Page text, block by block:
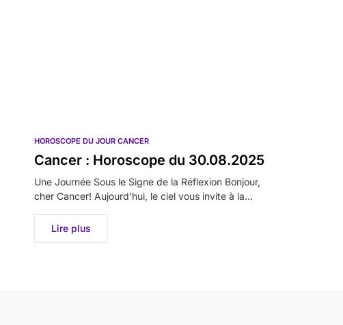
HOROSCOPE DU JOUR CANCER
Cancer : Horoscope du 30.08.2025
Une Journée Sous le Signe de la Réflexion Bonjour,
cher Cancer! Aujourd’hui, le ciel vous invite à la…
Lire plus